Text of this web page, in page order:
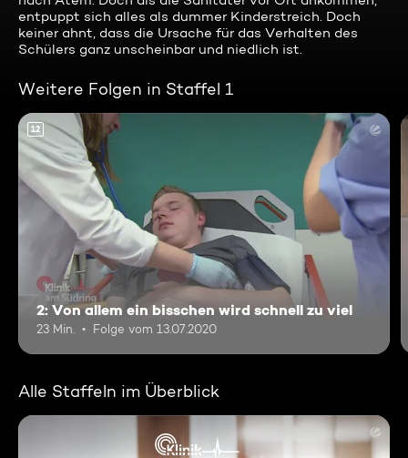
entpuppt sich alles als dummer Kinderstreich. Doch
keiner ahnt, dass die Ursache für das Verhalten des
Schülers ganz unscheinbar und niedlich ist.
Weitere Folgen in Staffel 1
12
2: Von allem ein bisschen wird schnell zu viel
23 Min. Folge vom 13.07.2020
Alle Staffeln im Überblick